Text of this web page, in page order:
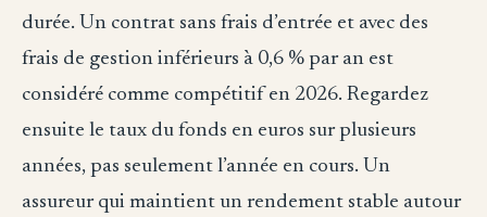
durée. Un contrat sans frais d’entrée et avec des
frais de gestion inférieurs à 0,6 % par an est
considéré comme compétitif en 2026. Regardez
ensuite le taux du fonds en euros sur plusieurs
années, pas seulement l’année en cours. Un
assureur qui maintient un rendement stable autour